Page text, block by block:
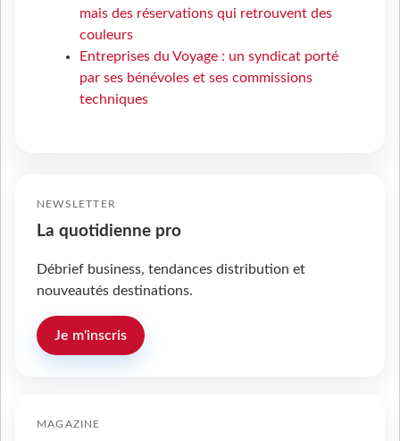
mais des réservations qui retrouvent des
couleurs
Entreprises du Voyage : un syndicat porté
par ses bénévoles et ses commissions
techniques
NEWSLETTER
La quotidienne pro
Débrief business, tendances distribution et
nouveautés destinations.
Je m'inscris
MAGAZINE